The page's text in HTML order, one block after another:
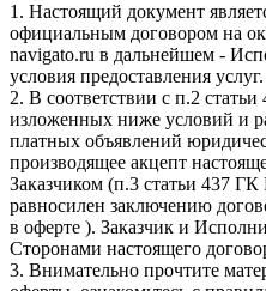
1. Настоящий документ
официальным договором на
navigato.ru в дальнейшем -
условия предоставления услуг.
2. В соответствии с п.2
изложенных ниже условий и
платных объявлений
производящее акцепт
Заказчиком (п.3 статьи 437
равносилен заключению
в оферте ). Заказчик и
Сторонами настоящего
3. Внимательно прочтите